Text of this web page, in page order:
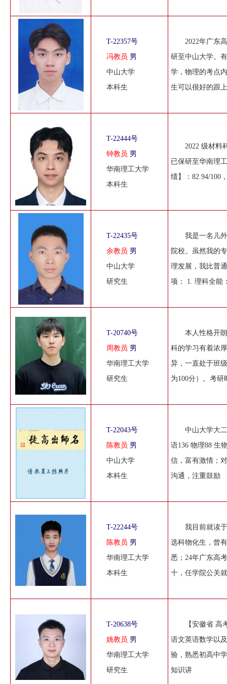
T-22357号
冯教员 男
中山大学
本科生
2022年广东
研至中山大学。
学，物理的考点
生可以很好的跟
T-22444号
钟教员 男
华南理工大学
本科生
2022 级材料
已保研至华南理
绩】：82.94/100
T-22435号
余教员 男
中山大学
研究生
我是一名儿
院校。虽然我的
理发展，我比普
项： 1. 理科全能
T-20740号
周教员 男
华南理工大学
研究生
本人性格开
科的学习有着浓
异，一直处于班
为100分）。考研
T-22043号
陈教员 男
中山大学
本科生
中山大学大
语136 物理88 生
信，富有激情；
沟通，注重鼓励
T-22244号
陈教员 男
华南理工大学
本科生
我目前就读
选科物化生，曾
悉；24年广东高
十，任学院公关
T-20638号
姚教员 男
华南理工大学
研究生
【安徽省
语文英语数学以
验，熟悉初高中
知识讲